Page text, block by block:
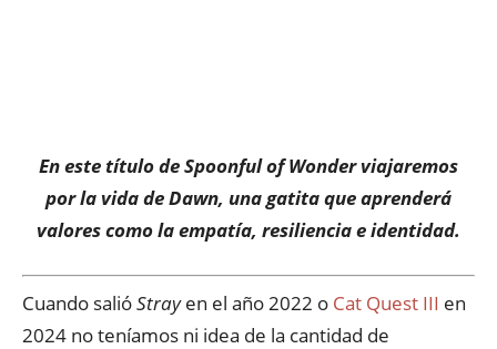
En este título de Spoonful of Wonder viajaremos
por la vida de Dawn, una gatita que aprenderá
valores como la empatía, resiliencia e identidad.
Cuando salióStrayen el año 2022 o Cat Quest III en
2024 no teníamos ni idea de la cantidad de